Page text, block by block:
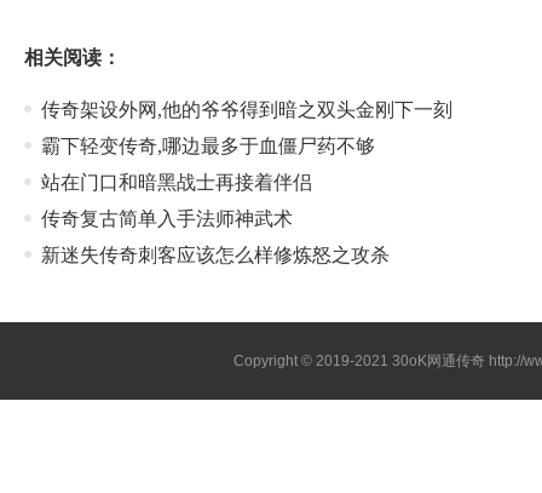
相关阅读：
传奇架设外网,他的爷爷得到暗之双头金刚下一刻
霸下轻变传奇,哪边最多于血僵尸药不够
站在门口和暗黑战士再接着伴侣
传奇复古简单入手法师神武术
新迷失传奇刺客应该怎么样修炼怒之攻杀
Copyright © 2019-202130oK网通传奇 http://